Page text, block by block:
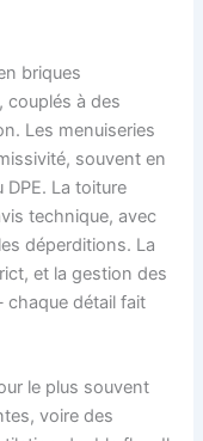
briques
couplés à des
Les menuiseries
souvent en
DPE. La toiture
technique, avec
déperditions. La
et la gestion des
détail fait
le plus souvent
voire des